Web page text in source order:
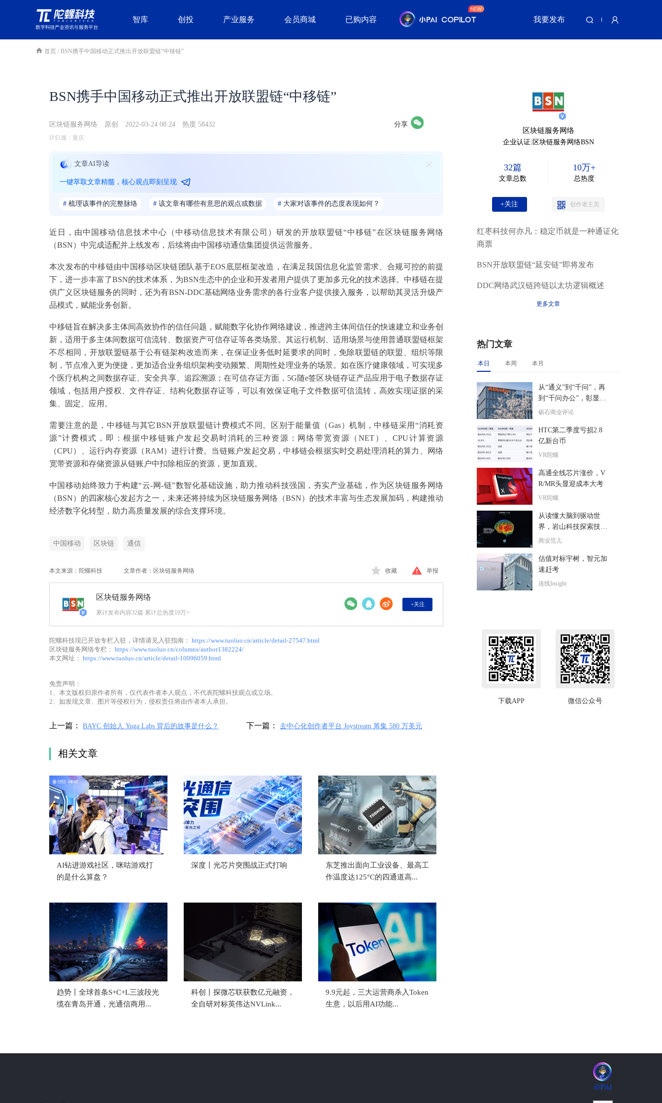
智库 创投 产业服务 会员商城 已购内容 我要发布
首页 / BSN携手中国移动正式推出开放联盟链“中移链”
BSN携手中国移动正式推出开放联盟链“中移链”
区块链服务网络 原创 2022-03-24 08:24 热度 58432 分享
IP归属：重庆
文章AI导读
一键萃取文章精髓，核心观点即刻呈现
# 梳理该事件的完整脉络 # 该文章有哪些有意思的观点或数据 # 大家对该事件的态度表现如何？
近日，由中国移动信息技术中心（中移动信息技术有限公司）研发的开放联盟链“中移链”在区块链服务网络
（BSN）中完成适配并上线发布，后续将由中国移动通信集团提供运营服务。
本次发布的中移链由中国移动区块链团队基于EOS底层框架改造，在满足我国信息化监管需求、合规可控的前提
下，进一步丰富了BSN的技术体系，为BSN生态中的企业和开发者用户提供了更加多元化的技术选择。中移链在提
供广义区块链服务的同时，还为有BSN-DDC基础网络业务需求的各行业客户提供接入服务，以帮助其灵活升级产
品模式，赋能业务创新。
中移链旨在解决多主体间高效协作的信任问题，赋能数字化协作网络建设，推进跨主体间信任的快速建立和业务创
新，适用于多主体间数据可信流转、数据资产可信存证等各类场景。其运行机制、适用场景与使用普通联盟链框架
不尽相同，开放联盟链基于公有链架构改造而来，在保证业务低时延要求的同时，免除联盟链的联盟、组织等限
制，节点准入更为便捷，更加适合业务组织架构变动频繁、周期性处理业务的场景。如在医疗健康领域，可实现多
个医疗机构之间数据存证、安全共享、追踪溯源；在可信存证方面，5G随e签区块链存证产品应用于电子数据存证
领域，包括用户授权、文件存证、结构化数据存证等，可以有效保证电子文件数据可信流转，高效实现证据的采
集、固定、应用。
需要注意的是，中移链与其它BSN开放联盟链计费模式不同。区别于能量值（Gas）机制，中移链采用“消耗资
源”计费模式，即：根据中移链账户发起交易时消耗的三种资源：网络带宽资源（NET）、CPU计算资源
（CPU）、运行内存资源（RAM）进行计费。当链账户发起交易，中移链会根据实时交易处理消耗的算力、网络
宽带资源和存储资源从链账户中扣除相应的资源，更加直观。
中国移动始终致力于构建“云-网-链”数智化基础设施，助力推动科技强国，夯实产业基础，作为区块链服务网络
（BSN）的四家核心发起方之一，未来还将持续为区块链服务网络（BSN）的技术丰富与生态发展加码，构建推动
经济数字化转型，助力高质量发展的综合支撑环境。
中国移动 区块链 通信
本文来源：陀螺科技 文章作者：区块链服务网络 收藏 举报
区块链服务网络
累计发布内容32篇 累计总热度10万+
+关注
陀螺科技现已开放专栏入驻，详情请见入驻指南： https://www.tuoluo.cn/article/detail-27547.html
区块链服务网络专栏： https://www.tuoluo.cn/columns/author1382224/
本文网址： https://www.tuoluo.cn/article/detail-10096059.html
免责声明：
1、本文版权归原作者所有，仅代表作者本人观点，不代表陀螺科技观点或立场。
2、如发现文章、图片等侵权行为，侵权责任将由作者本人承担。
上一篇： BAYC 创始人 Yuga Labs 背后的故事是什么？ 下一篇： 去中心化创作者平台 Joystream 筹集 580 万美元
相关文章
AI钻进游戏社区，咪咕游戏打
的是什么算盘？
深度丨光芯片突围战正式打响
东芝推出面向工业设备、最高工
作温度达125°C的四通道高...
趋势丨全球首条S+C+L三波段光
缆在青岛开通，光通信商用...
科创丨探微芯联获数亿元融资，
全自研对标英伟达NVLink...
9.9元起，三大运营商杀入Token
生意，以后用AI功能...
区块链服务网络
企业认证:区块链服务网络BSN
32篇
文章总数
10万+
总热度
+关注 创作者主页
红枣科技何亦凡：稳定币就是一种通证化
商票
BSN开放联盟链“延安链”即将发布
DDC网络武汉链跨链以太坊逻辑概述
更多文章
热门文章
本日 本周 本月
从“通义”到“千问”，再
到“千问办公”，彰显了
阿里核心层的精准决策
砺石商业评论
HTC第二季度亏损2.8
亿新台币
VR陀螺
高通全线芯片涨价，V
R/MR头显迎成本大考
VR陀螺
从读懂大脑到驱动世
界，岩山科技探索技术
落地“最后一公里”
商业范儿
估值对标宇树，智元加
速赶考
连线Insight
下载APP 微信公众号